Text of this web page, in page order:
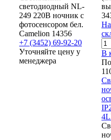
светодиодный NL-
249 220В ночник с
фотосенсором бел.
Camelion 14356
+7 (3452) 69-92-20
Уточняйте цену у
менеджера
В